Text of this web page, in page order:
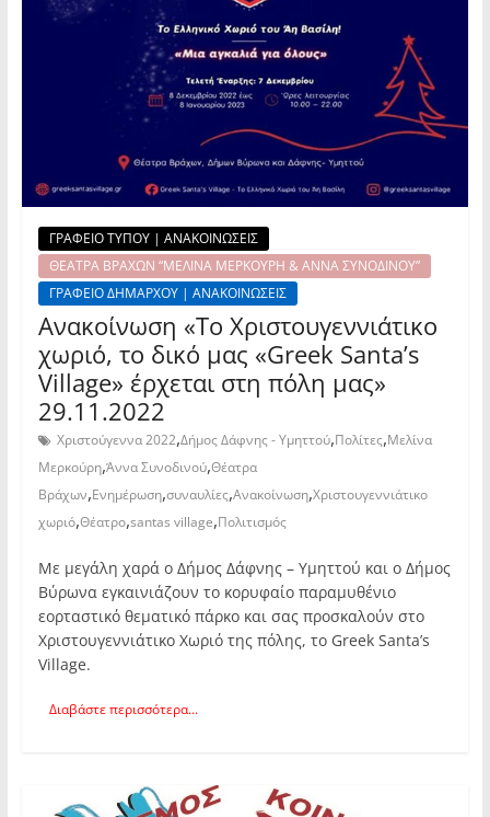
ΓΡΑΦΕΙΟ ΤΥΠΟΥ | ΑΝΑΚΟΙΝΩΣΕΙΣ
ΘΕΑΤΡΑ ΒΡΑΧΩΝ “ΜΕΛΙΝΑ ΜΕΡΚΟΥΡΗ & ΑΝΝΑ ΣΥΝΟΔΙΝΟΥ”
ΓΡΑΦΕΙΟ ΔΗΜΑΡΧΟΥ | ΑΝΑΚΟΙΝΩΣΕΙΣ
Ανακοίνωση «To Χριστουγεννιάτικο
χωριό, το δικό μας «Greek Santa’s
Village» έρχεται στη πόλη μας»
29.11.2022
Χριστούγεννα 2022,Δήμος Δάφνης - Υμηττού,Πολίτες,Μελίνα
Μερκούρη,Άννα Συνοδινού,Θέατρα
Βράχων,Ενημέρωση,συναυλίες,Ανακοίνωση,Χριστουγεννιάτικο
χωριό,Θέατρο,santas village,Πολιτισμός
Με μεγάλη χαρά ο Δήμος Δάφνης – Υμηττού και ο Δήμος
Βύρωνα εγκαινιάζουν το κορυφαίο παραμυθένιο
εορταστικό θεματικό πάρκο και σας προσκαλούν στο
Χριστουγεννιάτικο Χωριό της πόλης, το Greek Santa’s
Village.
Διαβάστε περισσότερα...